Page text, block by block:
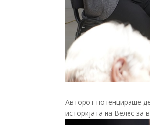
Авторот потенцираше
историјата на Велес за